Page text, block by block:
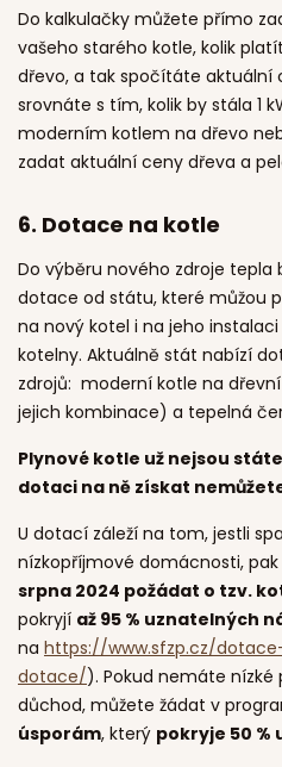
Do kalkulačky můžete přímo
vašeho starého kotle, kolik
dřevo, a tak spočítáte aktuální
srovnáte s tím, kolik by stála 1
moderním kotlem na dřevo
zadat aktuální ceny dřeva a
6. Dotace na kotle
Do výběru nového zdroje
dotace od státu, které můžou
na nový kotel i na jeho
kotelny. Aktuálně stát nabízí
zdrojů: moderní kotle na
jejich kombinace) a tepelná
Plynové kotle už nejsou
dotaci na ně získat
U dotací záleží na tom, jestli
nízkopříjmové domácnosti,
srpna 2024 požádat o tzv.
pokryjí až 95 % uznatelných
na https://www.sfzp.cz/
dotace/). Pokud nemáte
důchod, můžete žádat v
úsporám, který pokryje 50 %